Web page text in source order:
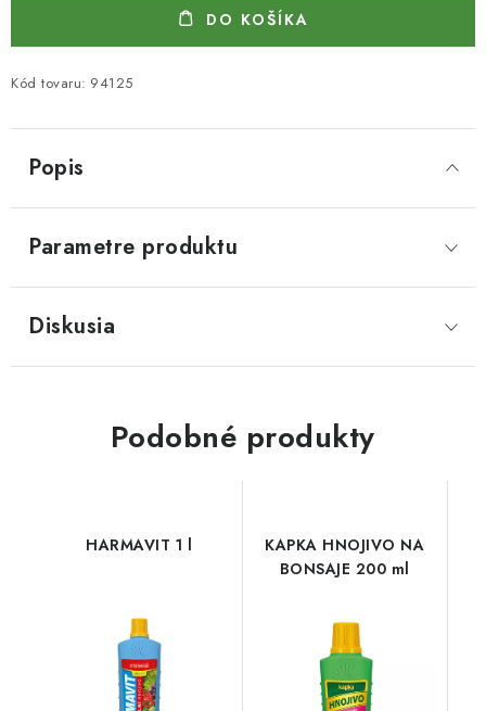
DO KOŠÍKA
Kód tovaru: 94125
Popis
Parametre produktu
Diskusia
Podobné produkty
HARMAVIT 1 l
KAPKA HNOJIVO NA
BONSAJE 200 ml